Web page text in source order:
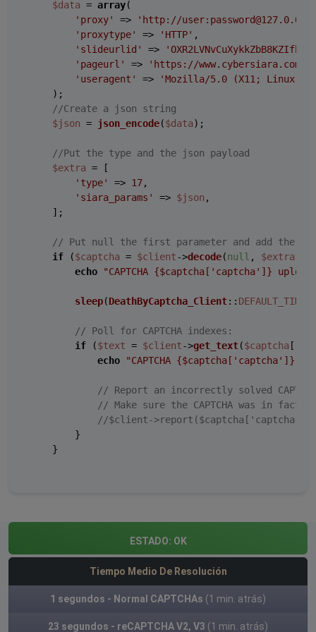
$data = array(
'proxy'
=>
'http://
'proxytype'
=> 'HTTP' ,
'slideurlid'
=>
'pageurl'
=>
'https://www.cybersiara.com/
'useragent'
=>
'Mozilla/5.0 (X11; Linux
    );
//Create a json string
$json = json_encode($data);
//Put the type and the json payload
$extra = [
'type'
=> 17,
'siara_params'
=> $json ,
    ];
// Put null the first parameter and add the
if ($captcha = $client->decode(null , $extra
echo
"CAPTCHA {$captcha['captcha']}
sleep(DeathByCaptcha_Client::
// Poll for CAPTCHA indexes:
if ($text = $client->get_text($captcha [
echo
"CAPTCHA {$captcha['captcha']}
// Report an incorrectly solved
// Make sure the CAPTCHA was in fact
//$client-
        }
    }
ESTADO: OK
Tiempo Medio De Resolución
1 segundos - Normal CAPTCHAs (1 min. atrás)
23 segundos - reCAPTCHA V2, V3 (1 min. atrás)